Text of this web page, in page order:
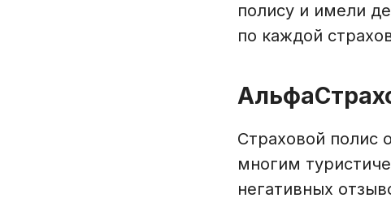
полису и имели
по каждой
Страховой полис
многим
негативных